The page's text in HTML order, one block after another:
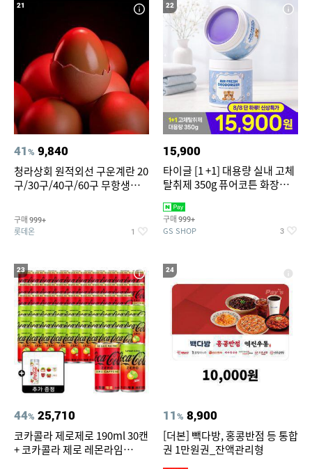
21
41% 9,840
청라상회 원적외선 구운계란 20
구/30구/40구/60구 무항생제
구매 999+
롯데온 1
22
15,900
타이글 [1 +1] 대용량 실내 고체
탈취제 350g 퓨어코튼 화장실
구매 999+
GS SHOP 3
23
44% 25,710
코카콜라 제로제로 190ml 30캔
+ 코카콜라 제로 레몬라임
24
11% 8,900
[더본] 빽다방, 홍콩반점 등 통합
권 1만원권_잔액관리형